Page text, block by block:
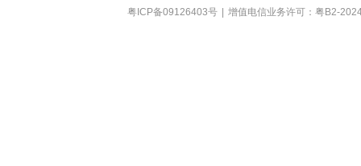
粤ICP备09126403号
增值电信业务许可：粤B2-